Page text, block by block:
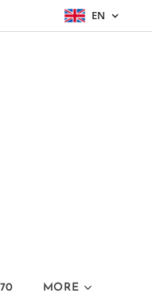
EN
MORE